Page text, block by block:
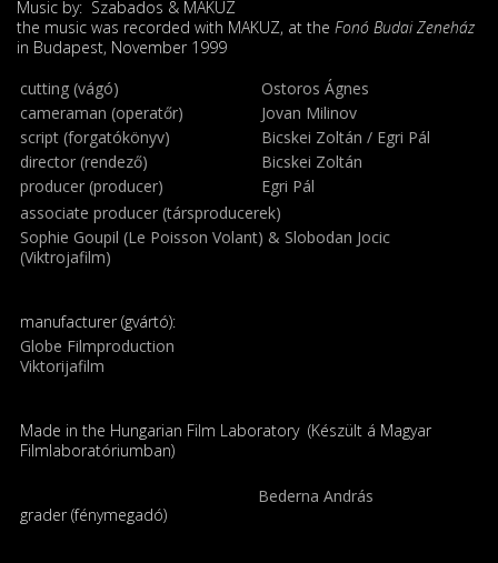
Music by: Szabados & MAKUZ
the music was recorded with MAKUZ, at the Fonó Budai Zeneház
in Budapest, November 1999
cutting (vágó)
Ostoros Ágnes
cameraman (operatőr)
Jovan Milinov
script (forgatókönyv)
Bicskei Zoltán / Egri Pál
director (rendező)
Bicskei Zoltán
producer (producer)
Egri Pál
associate producer (társproducerek)
Sophie Goupil (Le Poisson Volant) & Slobodan Jocic
(Viktrojafilm)
manufacturer (gvártó):
Globe Filmproduction
Viktorijafilm
Made in the Hungarian Film Laboratory (Készült á Magyar
Filmlaboratóriumban)
grader (fénymegadó)
Bederna András